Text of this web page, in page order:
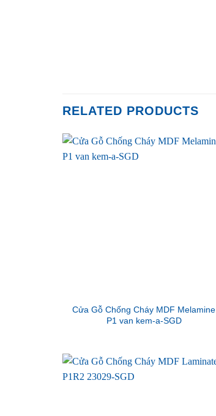
RELATED PRODUCTS
Cửa Gỗ Chống Cháy MDF Melamine
P1 van kem-a-SGD